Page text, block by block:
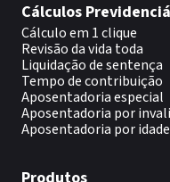
Cálculos
Cálculo em 1 clique
Revisão da vida toda
Liquidação de sentença
Tempo de contribuição
Aposentadoria especial
Aposentadoria por
Aposentadoria por idade